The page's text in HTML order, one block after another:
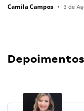
Camila Campos • 3 de